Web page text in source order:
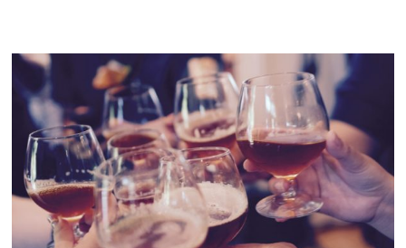
DANS
LES
QUARTIERS
POPULAIRES